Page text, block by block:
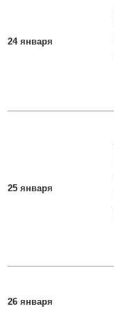
24 января
25 января
26 января